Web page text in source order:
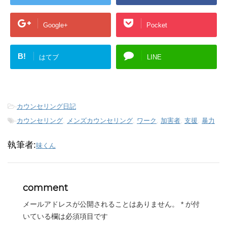
Google+ Pocket
B! はてブ LINE
-カウンセリング日記
-カウンセリング, メンズカウンセリング, ワーク , 加害者, 支援, 暴力
執筆者:味くん
comment
メールアドレスが公開されることはありません。 * が付
いている欄は必須項目です